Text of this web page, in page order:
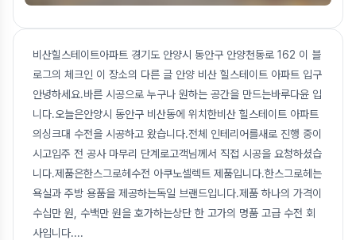
비산힐스테이트아파트 경기도 안양시 동안구 안양천동로 162 이 블
로그의 체크인 이 장소의 다른 글 안양 비산 힐스테이트 아파트 입구
안녕하세요.바른 시공으로 누구나 원하는 공간을 만드는바루다윤 입
니다.오늘은안양시 동안구 비산동에 위치한비산 힐스테이트 아파트
의싱크대 수전을 시공하고 왔습니다.전체 인테리어를새로 진행 중이
시고입주 전 공사 마무리 단계로고객님께서 직접 시공을 요청하셨습
니다.제품은한스그로헤수전 아쿠노셀렉트 제품입니다.한스그로헤는
욕실과 주방 용품을 제공하는독일 브랜드입니다.제품 하나의 가격이
수십만 원, 수백만 원을 호가하는상단 한 고가의 명품 고급 수전 회
사입니다....